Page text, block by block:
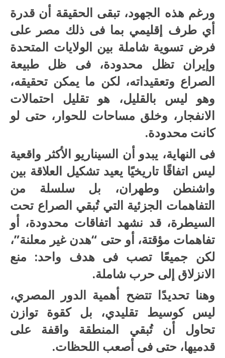
ورغم هذه الجهود، تبقى الحقيقة أن قدرة
أي طرف إقليمي بما فى ذلك مصر على
فرض تسوية شاملة بين الولايات المتحدة
وإيران تظل محدودة، فى ظل طبيعة
الصراع وتعقيداته، لكن ما يمكن تحقيقه،
وهو ليس بالقليل، هو تقليل احتمالات
الانفجار، وخلق مساحات للحوار، حتى لو
كانت محدودة.
فى النهاية، يبدو أن السيناريو الأكثر واقعية
ليس اتفاقًا تاريخيًا يعيد تشكيل العلاقة بين
واشنطن وطهران، بل سلسلة من
التفاهمات الجزئية التي تُبقي الصراع تحت
السيطرة، قد نشهد اتفاقات محدودة، أو
تفاهمات مؤقتة، أو حتى “هدن غير معلنة”،
لكن جميعًا تصب فى هدف واحد: منع
الانزلاق إلى حرب شاملة.
وهنا تحديدًا تتضح أهمية الدور المصري،
ليس كوسيط تقليدي، بل كقوة توازن
تحاول أن تُبقي المنطقة واقفة على
قدميها، حتى فى أصعب اللحظات.